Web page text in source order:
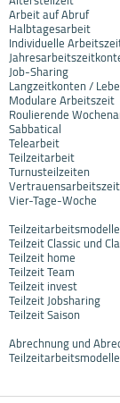
Arbeit auf Abruf
Halbtagesarbeit
Individuelle
Job-Sharing
Langzeitkonten /
Modulare Arbeitszeit
Roulierende
Sabbatical
Telearbeit
Teilzeitarbeit
Turnusteilzeiten
Vertrauensarbeitszeit
Vier-Tage-Woche
Teilzeit Classic und
Teilzeit home
Teilzeit Team
Teilzeit invest
Teilzeit Jobsharing
Teilzeit Saison
Abrechnung und
Teilzeitarbeitsmodelle